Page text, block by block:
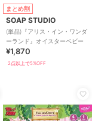
まとめ割
SOAP STUDIO
(単品)『アリス・イン・ワンダ
ーランド』オイスターベビー
¥1,870
2点以上で5%OFF